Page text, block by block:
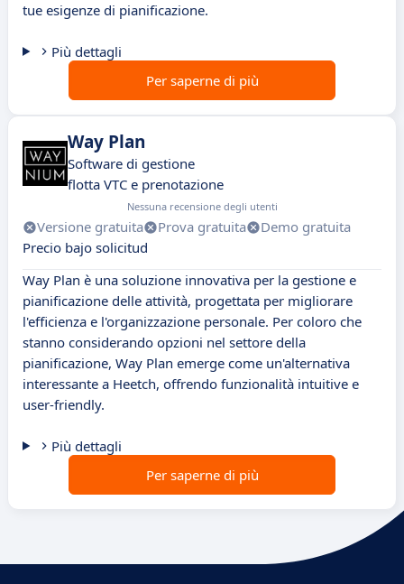
tue esigenze di pianificazione.
Più dettagli
Per saperne di più
Way Plan
Software di gestione
flotta VTC e prenotazione
Nessuna recensione degli utenti
Versione gratuita Prova gratuita
Demo gratuita
Precio bajo solicitud
Way Plan è una soluzione innovativa per la gestione e
pianificazione delle attività, progettata per migliorare
l'efficienza e l'organizzazione personale. Per coloro che
stanno considerando opzioni nel settore della
pianificazione, Way Plan emerge come un'alternativa
interessante a Heetch, offrendo funzionalità intuitive e
user-friendly.
Più dettagli
Per saperne di più